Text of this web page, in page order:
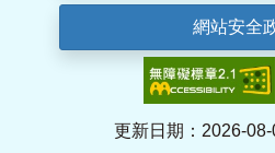
網站安全
更新日期：2026-